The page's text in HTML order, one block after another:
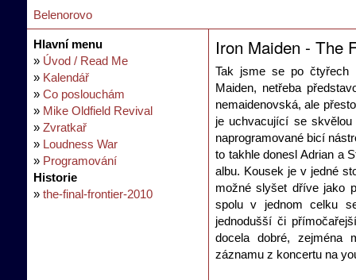
Belenorovo
Iron Maiden - The
Tak jsme se po čtyřech
Maiden, netřeba
nemaidenovská, ale
je uchvacující se
naprogramované bicí
to takhle donesl Adrian a
albu. Kousek je v jedné
možné slyšet dříve jako
spolu v jednom celku
jednodušší či
docela dobré, zejména
záznamu z koncertu na
Hlavní menu
» Úvod / Read Me
» Kalendář
» Co poslouchám
» Mike Oldfield Revival
» Zvratkař
» Loudness War
» Programování
Historie
» the-final-frontier-2010